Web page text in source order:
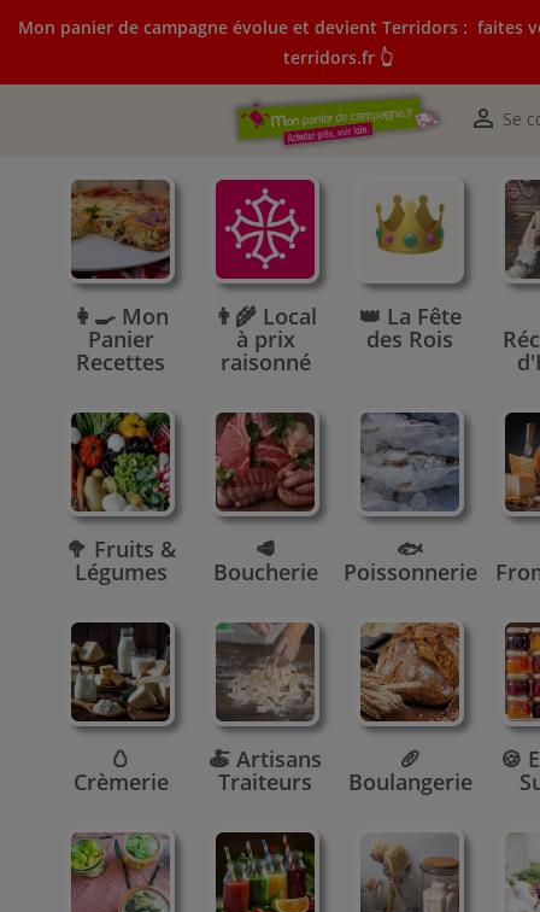
Mon panier de campagne évolue et devient Terridors : faites
terridors.fr 👆
 Se
Mon panier de campagne évolue et devient Terridors:
courses sur terridors.fr 👆
👩‍🍳 Mon
Panier
Recettes
👨‍🌾 Local
à prix
raisonné
👑 La Fête
des Rois
🥦 Fruits &
Légumes
🥩
Boucherie
🐟
Poissonnerie
🥚
Crèmerie
🍝 Artisans
Traiteurs
🥖
Boulangerie
🍪